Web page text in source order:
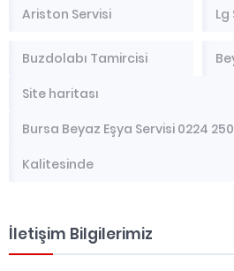
Ariston Servisi Lg
Buzdolabı Tamircisi
Site haritası
Bursa Beyaz Eşya Servisi 0224
Kalitesinde
İletişim Bilgilerimiz